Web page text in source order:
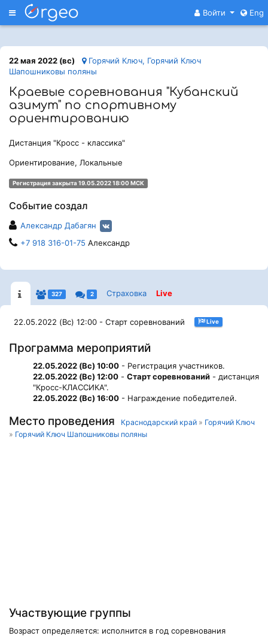
Меню Войти Eng
22 мая 2022 (вс)
Горячий Ключ, Горячий Ключ
Шапошниковы поляны
Краевые соревнования "Кубанский
азимут" по спортивному
ориентированию
Дистанция "Кросс - классика"
Ориентирование, Локальные
Регистрация закрыта 19.05.2022 18:00 МСК
Событие создал
Александр Дабагян
+7 918 316-01-75 Александр
327 2 Страховка Live
22.05.2022 (Вс) 12:00 - Старт соревнований Live
Программа мероприятий
22.05.2022 (Вс) 10:00 - Регистрация участников.
22.05.2022 (Вс) 12:00 - Старт соревнований - дистанция
"Кросс-КЛАССИКА".
22.05.2022 (Вс) 16:00 - Награждение победителей.
Место проведения Краснодарский край » Горячий Ключ
» Горячий Ключ Шапошниковы поляны
Участвующие группы
Возраст определяется: исполнится в год соревнования